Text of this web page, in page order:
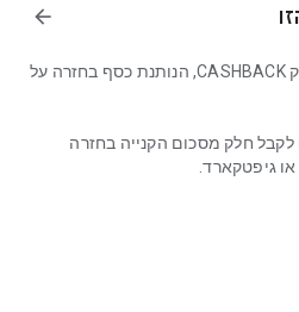
arrow_forward
קאשדו היא אפליקציית קאשבק CASHBACK, הנותנת כסף בחזרה על
חלק מסכום הקנייה בחזרה
הטבה בדמות קאשבק